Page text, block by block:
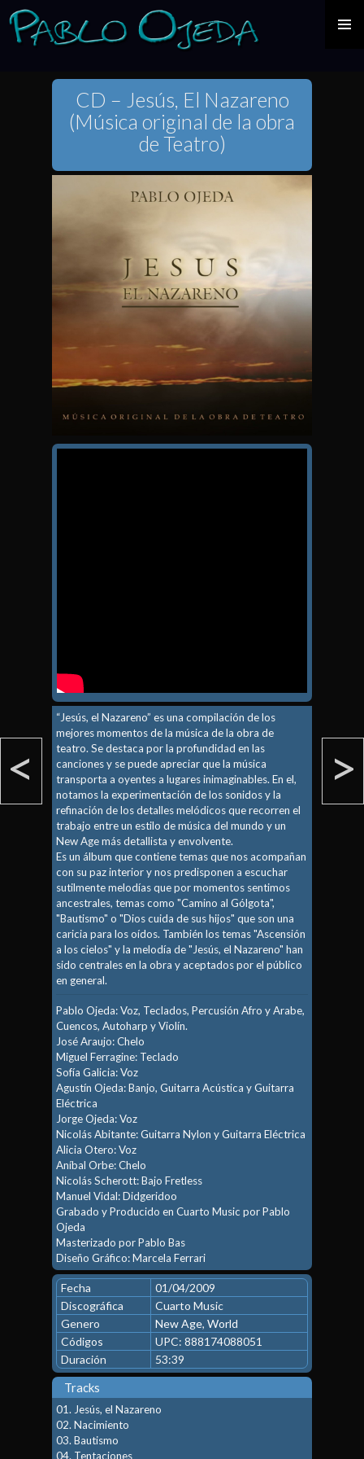
CONTENIDO
< >
CD – Jesús, El Nazareno
(Música original de la obra
de Teatro)
“Jesús, el Nazareno” es una compilación de los
mejores momentos de la música de la obra de
teatro. Se destaca por la profundidad en las
canciones y se puede apreciar que la música
transporta a oyentes a lugares inimaginables. En el,
notamos la experimentación de los sonidos y la
refinación de los detalles melódicos que recorren el
trabajo entre un estilo de música del mundo y un
New Age más detallista y envolvente.
Es un álbum que contiene temas que nos acompañan
con su paz interior y nos predisponen a escuchar
sutilmente melodías que por momentos sentimos
ancestrales, temas como "Camino al Gólgota",
"Bautismo" o "Dios cuida de sus hijos" que son una
caricia para los oídos. También los temas "Ascensión
a los cielos" y la melodía de "Jesús, el Nazareno" han
sido centrales en la obra y aceptados por el público
en general.
Pablo Ojeda: Voz, Teclados, Percusión Afro y Arabe,
Cuencos, Autoharp y Violín.
José Araujo: Chelo
Miguel Ferragine: Teclado
Sofía Galicia: Voz
Agustín Ojeda: Banjo, Guitarra Acústica y Guitarra
Eléctrica
Jorge Ojeda: Voz
Nicolás Abitante: Guitarra Nylon y Guitarra Eléctrica
Alicia Otero: Voz
Aníbal Orbe: Chelo
Nicolás Scherott: Bajo Fretless
Manuel Vidal: Didgeridoo
Grabado y Producido en Cuarto Music por Pablo
Ojeda
Masterizado por Pablo Bas
Diseño Gráfico: Marcela Ferrari
Fecha
01/04/2009
Discográfica
Cuarto Music
Genero
New Age, World
Códigos
UPC: 888174088051
Duración
53:39
Tracks
01. Jesús, el Nazareno
02. Nacimiento
03. Bautismo
04. Tentaciones